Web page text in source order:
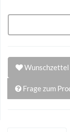
Wunschzettel
Frage zum